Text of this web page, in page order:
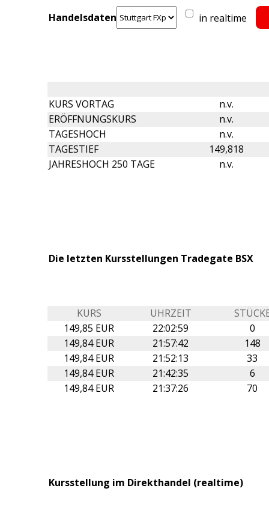
Handelsdaten in realtime
KURS VORTAG
n.v.
ERÖFFNUNGSKURS
n.v.
TAGESHOCH
n.v.
TAGESTIEF
149,818
JAHRESHOCH 250 TAGE
n.v.
Die letzten Kursstellungen Tradegate BSX
KURS UHRZEIT
149,85 EUR
22:02:59
0
149,84 EUR
21:57:42
148
149,84 EUR
21:52:13
33
149,84 EUR
21:42:35
6
149,84 EUR
21:37:26 70
Kursstellung im Direkthandel (realtime)